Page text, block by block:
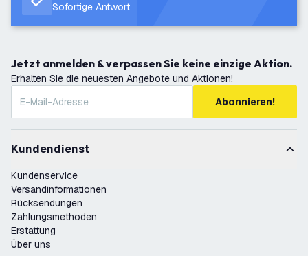
Sofortige Antwort
Jetzt anmelden & verpassen Sie keine einzige Aktion.
Erhalten Sie die neuesten Angebote und Aktionen!
Abonnieren!
Kundendienst
Kundenservice
Versandinformationen
Rücksendungen
Zahlungsmethoden
Erstattung
Über uns